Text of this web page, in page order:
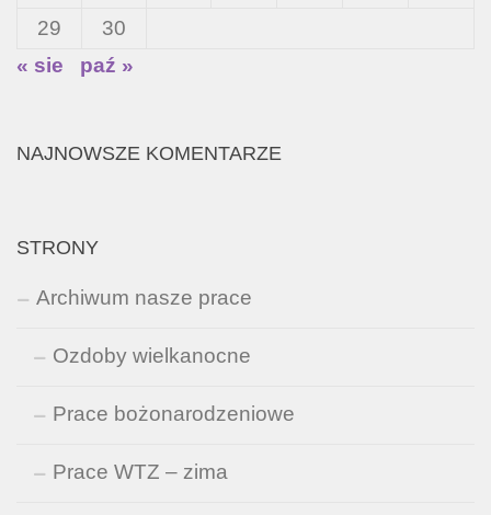
29
30
« sie
paź »
NAJNOWSZE KOMENTARZE
STRONY
Archiwum nasze prace
Ozdoby wielkanocne
Prace bożonarodzeniowe
Prace WTZ – zima